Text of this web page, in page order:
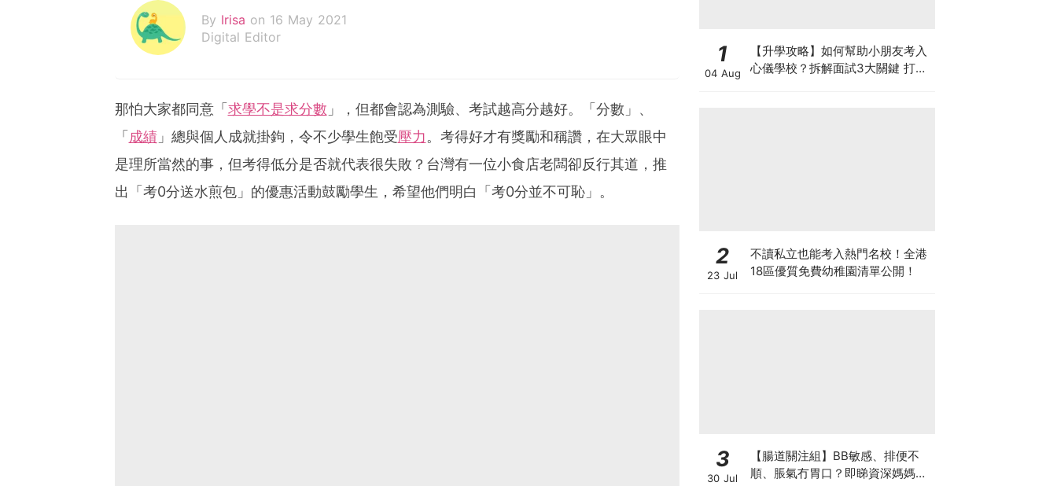
By Irisa on 16 May 2021
Digital Editor
那怕大家都同意「 求學不是求分數 」，但都會認為測驗、考試越高分越好。「分數」、
「 成績」總與個人成就掛鉤，令不少學生飽受壓力。考得好才有獎勵和稱讚，在大眾眼中
是理所當然的事，但考得低分是否就代表很失敗？台灣有一位小食店老闆卻反行其道，推
出「考0分送水煎包」的優惠活動鼓勵學生，希望他們明白「考0分並不可恥」。
1
04 Aug
【升學攻略】如何幫助小朋友考入
心儀學校？拆解面試3大關鍵 打好
2
23 Jul
不讀私立也能考入熱門名校！全港
18區優質免費幼稚園清單公開！
3
30 Jul
【腸道關注組】BB敏感、排便不
順、脹氣冇胃口？即睇資深媽媽分